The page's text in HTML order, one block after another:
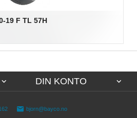
19 F TL 57H
DIN KONTO
bjorn@bayco.no